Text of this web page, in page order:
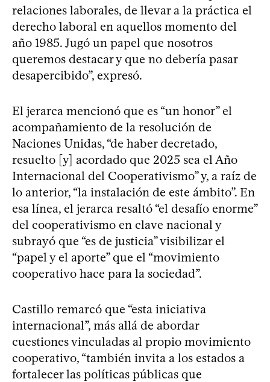
relaciones laborales, de llevar a la práctica el
derecho laboral en aquellos momento del
año 1985. Jugó un papel que nosotros
queremos destacar y que no debería pasar
desapercibido”, expresó.
El jerarca mencionó que es “un honor” el
acompañamiento de la resolución de
Naciones Unidas, “de haber decretado,
resuelto [y] acordado que 2025 sea el Año
Internacional del Cooperativismo” y, a raíz de
lo anterior, “la instalación de este ámbito”. En
esa línea, el jerarca resaltó “el desafío enorme”
del cooperativismo en clave nacional y
subrayó que “es de justicia” visibilizar el
“papel y el aporte” que el “movimiento
cooperativo hace para la sociedad”.
Castillo remarcó que “esta iniciativa
internacional”, más allá de abordar
cuestiones vinculadas al propio movimiento
cooperativo, “también invita a los estados a
fortalecer las políticas públicas que